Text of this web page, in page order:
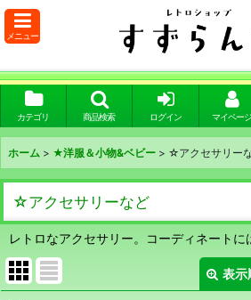
メニュー
カテゴリ 商品検索 ログイン マイページ
ホーム > ★洋服＆小物&ベビー > ☆アクセサリー
☆アクセサリーなど
レトロなアクセサリー。コーディネートに
表示